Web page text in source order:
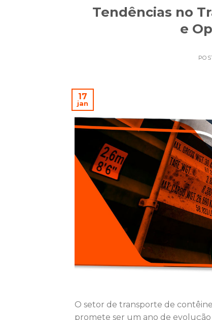
Tendências no
e
17
jan
O setor de transporte de
promete ser um ano de evolução